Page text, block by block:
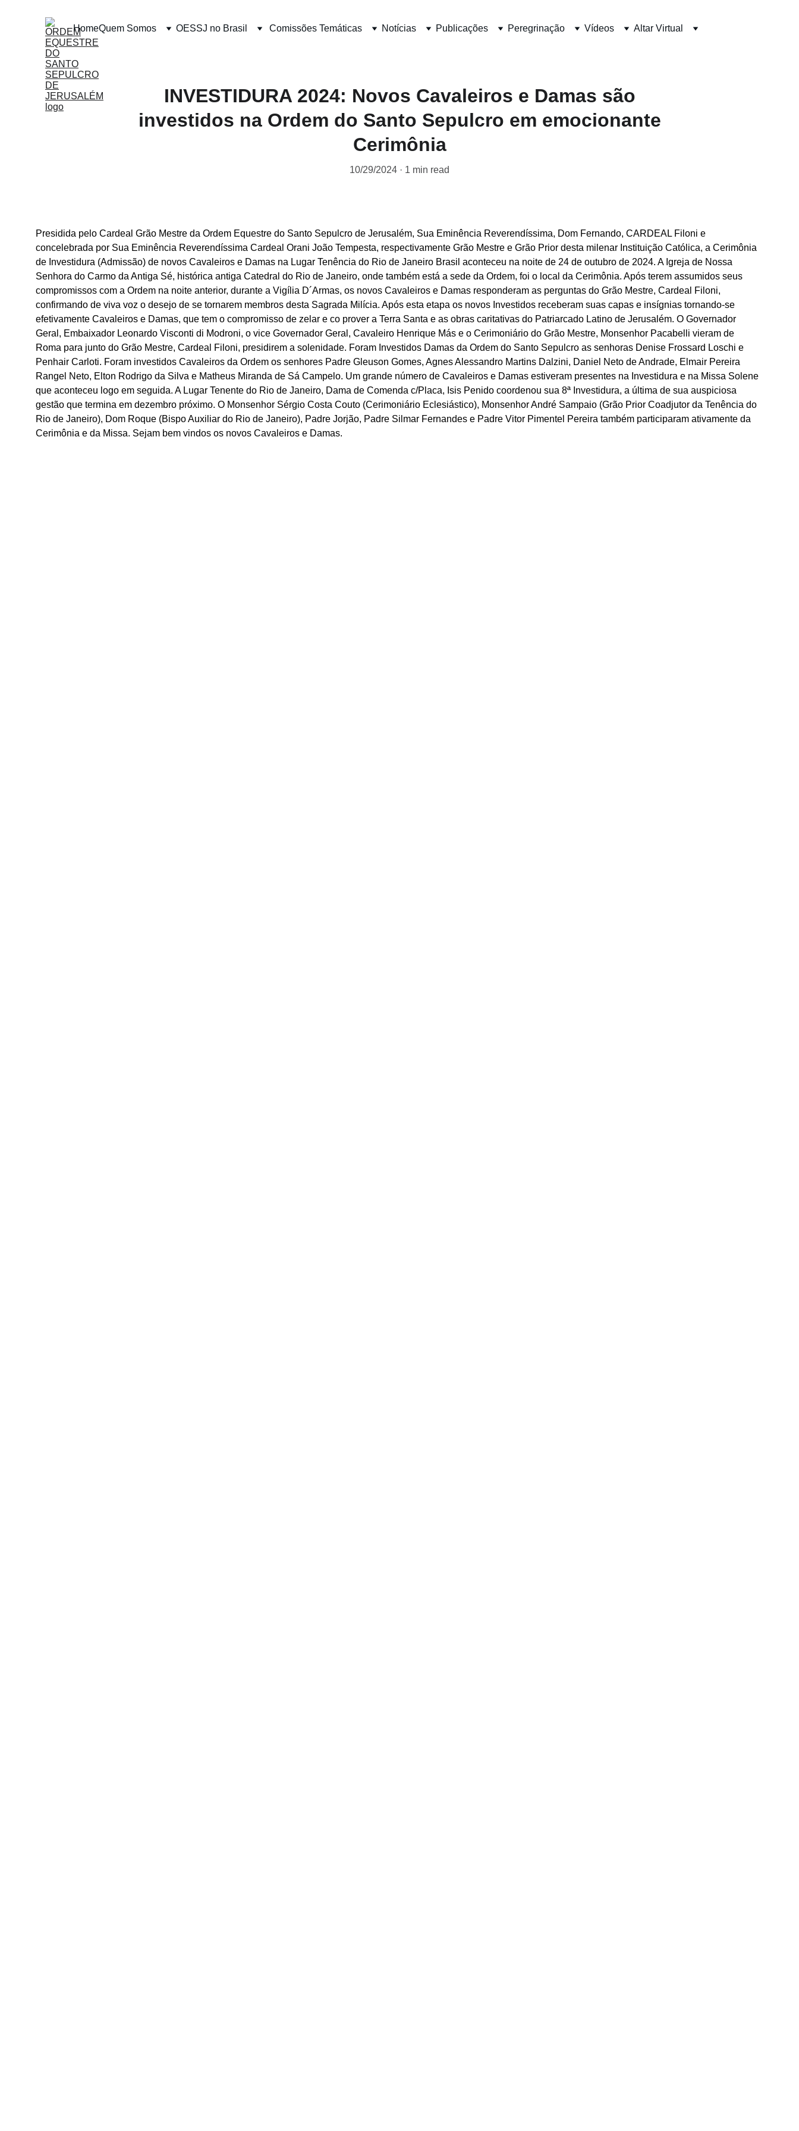
HomeQuem Somos OESSJ no Brasil Comissões Temáticas Notícias Publicações Peregrinação Vídeos Altar Virtual
INVESTIDURA 2024: Novos Cavaleiros e Damas são
investidos na Ordem do Santo Sepulcro em emocionante
Cerimônia
10/29/2024 1 min read
Presidida pelo Cardeal Grão Mestre da Ordem Equestre do Santo Sepulcro de Jerusalém, Sua Eminência Reverendíssima, Dom Fernando, CARDEAL Filoni e
concelebrada por Sua Eminência Reverendíssima Cardeal Orani João Tempesta, respectivamente Grão Mestre e Grão Prior desta milenar Instituição Católica, a Cerimônia
de Investidura (Admissão) de novos Cavaleiros e Damas na Lugar Tenência do Rio de Janeiro Brasil aconteceu na noite de 24 de outubro de 2024. A Igreja de Nossa
Senhora do Carmo da Antiga Sé, histórica antiga Catedral do Rio de Janeiro, onde também está a sede da Ordem, foi o local da Cerimônia. Após terem assumidos seus
compromissos com a Ordem na noite anterior, durante a Vigília D´Armas, os novos Cavaleiros e Damas responderam as perguntas do Grão Mestre, Cardeal Filoni,
confirmando de viva voz o desejo de se tornarem membros desta Sagrada Milícia. Após esta etapa os novos Investidos receberam suas capas e insígnias tornando-se
efetivamente Cavaleiros e Damas, que tem o compromisso de zelar e co prover a Terra Santa e as obras caritativas do Patriarcado Latino de Jerusalém. O Governador
Geral, Embaixador Leonardo Visconti di Modroni, o vice Governador Geral, Cavaleiro Henrique Más e o Cerimoniário do Grão Mestre, Monsenhor Pacabelli vieram de
Roma para junto do Grão Mestre, Cardeal Filoni, presidirem a solenidade. Foram Investidos Damas da Ordem do Santo Sepulcro as senhoras Denise Frossard Loschi e
Penhair Carloti. Foram investidos Cavaleiros da Ordem os senhores Padre Gleuson Gomes, Agnes Alessandro Martins Dalzini, Daniel Neto de Andrade, Elmair Pereira
Rangel Neto, Elton Rodrigo da Silva e Matheus Miranda de Sá Campelo. Um grande número de Cavaleiros e Damas estiveram presentes na Investidura e na Missa Solene
que aconteceu logo em seguida. A Lugar Tenente do Rio de Janeiro, Dama de Comenda c/Placa, Isis Penido coordenou sua 8ª Investidura, a última de sua auspiciosa
gestão que termina em dezembro próximo. O Monsenhor Sérgio Costa Couto (Cerimoniário Eclesiástico), Monsenhor André Sampaio (Grão Prior Coadjutor da Tenência do
Rio de Janeiro), Dom Roque (Bispo Auxiliar do Rio de Janeiro), Padre Jorjão, Padre Silmar Fernandes e Padre Vitor Pimentel Pereira também participaram ativamente da
Cerimônia e da Missa. Sejam bem vindos os novos Cavaleiros e Damas.